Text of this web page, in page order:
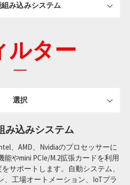
み込みシステム
ィルター
選択
み込みシステム
、AMD、Nvidiaのプロセッサーに
やmini PCIe/M.2拡張カードを利用
サポートします。自動システム、
、工場オートメーション、IoTプラ